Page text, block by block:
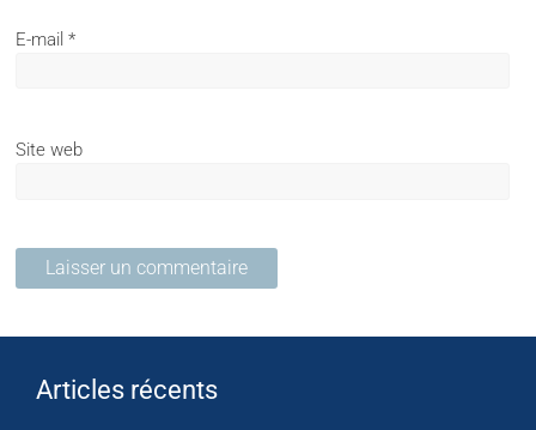
E-mail*
Site web
Articles récents